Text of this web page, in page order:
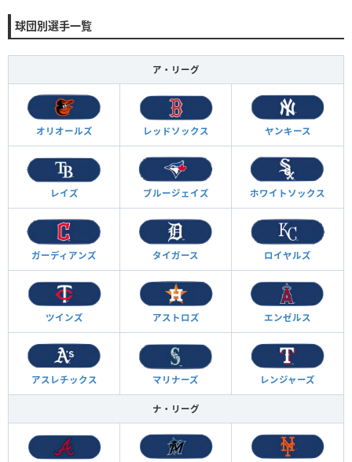
球団別選手一覧
ア・リーグ
オリオールズ レッドソックス ヤンキース
レイズ ブルージェイズ ホワイトソックス
ガーディアンズ タイガース ロイヤルズ
ツインズ アストロズ エンゼルス
アスレチックス マリナーズ レンジャーズ
ナ・リーグ